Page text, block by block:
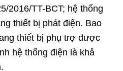
2016/TT-BCT; hệ thống
thiết bị phát điện. Bao
thiết bị phụ trợ được
hệ thống điện là khả